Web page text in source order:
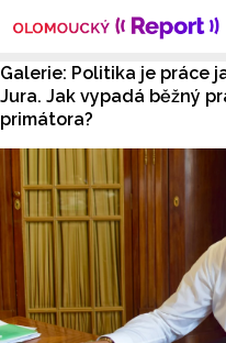
Galerie: Politika je práce
Jura. Jak vypadá běžný
primátora?